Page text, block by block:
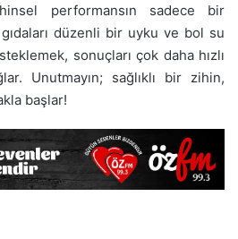
performansın sadece bir
gıdaları düzenli bir uyku ve bol su
sonuçları çok daha hızlı
Unutmayın; sağlıklı bir zihin,
başlar!